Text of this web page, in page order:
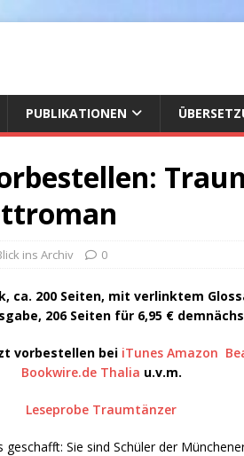
PUBLIKATIONEN
ins Archiv 0
ca. 200 Seiten, mit verlinktem
206 Seiten für 6,95 €
vorbestellen bei iTunes Amazon
Bookwire.de Thalia u.v.m.
Leseprobe Traumtänzer
Sie sind Schüler der